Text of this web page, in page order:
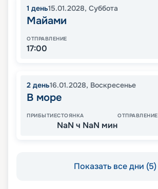
1 день15.01.2028, Суббота
Майами
ОТПРАВЛЕНИЕ
17:00
2 день16.01.2028, Воскресенье
В море
ПРИБЫТИЕСТОЯНКА
NaN ч NaN мин
ОТПРАВЛЕНИЕ
Показать все дни (5)